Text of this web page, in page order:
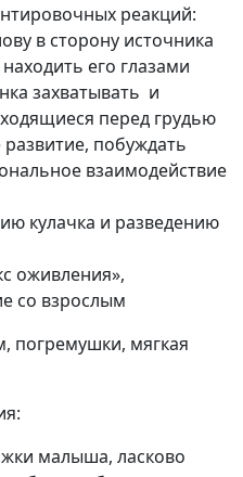
реакций:
в сторону источника
его глазами
захватывать и
перед грудью
побуждать
взаимодействие
кулачка и разведению
оживления»,
со взрослым
погремушки, мягкая
малыша, ласково